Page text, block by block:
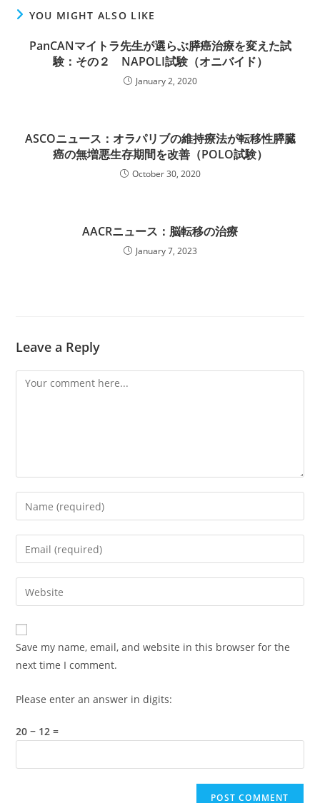
YOU MIGHT ALSO LIKE
PanCANマイトラ先生が選らぶ膵癌治療を変えた試
験：その２ NAPOLI試験（オニバイド）
January 2, 2020
ASCOニュース：オラパリブの維持療法が転移性膵臓
癌の無増悪生存期間を改善（POLO試験）
October 30, 2020
AACRニュース：脳転移の治療
January 7, 2023
Leave a Reply
Comment
Enter
your
name
comment
Enter
your
email
address
comment
Enter
your
website
URL
(optional)
Save my name, email, and website in this browser for the
next time I comment.
Please enter an answer in digits:
20 − 12 =